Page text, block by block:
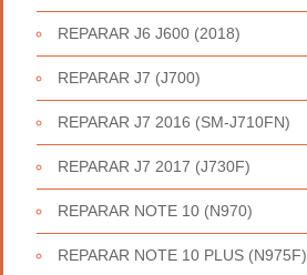
REPARAR J6 J600 (2018)
REPARAR J7 (J700)
REPARAR J7 2016 (SM-J710FN)
REPARAR J7 2017 (J730F)
REPARAR NOTE 10 (N970)
REPARAR NOTE 10 PLUS (N975F)